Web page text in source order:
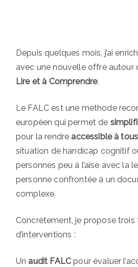
Depuis quelques mois, j’ai
avec une nouvelle offre autour
Lire et à Comprendre.
Le FALC est une méthode
européen qui permet de
pour la rendre accessible à tous
situation de handicap cognitif
personnes peu à l’aise avec la
personne confrontée à un
complexe.
Concrètement, je propose trois
d’interventions :
Un audit FALC pour évaluer